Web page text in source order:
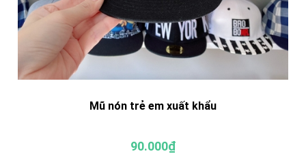
Mũ nón trẻ em xuất khẩu
90.000₫